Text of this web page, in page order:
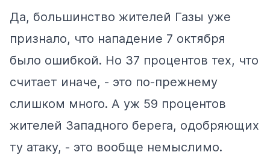
Да, большинство жителей Газы уже
признало, что нападение 7 октября
было ошибкой. Но 37 процентов тех, что
считает иначе, - это по-прежнему
слишком много. А уж 59 процентов
жителей Западного берега, одобряющих
ту атаку, - это вообще немыслимо.